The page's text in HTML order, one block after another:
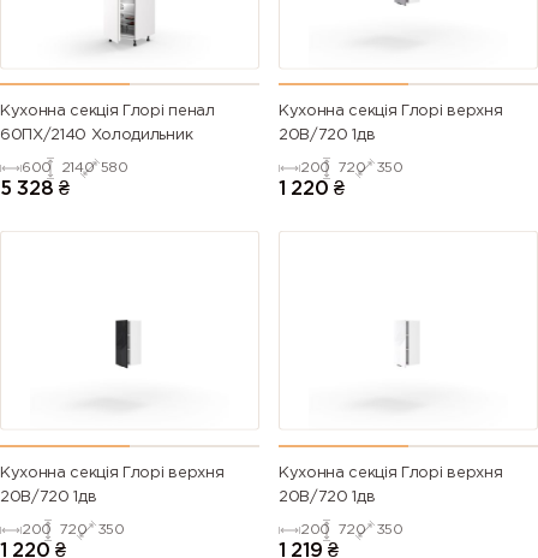
Кухонна секція Глорі пенал
60ПХ/2140 Холодильник
600 2140 580
5 328 ₴
Кухонна секція Глорі верхня
20В/720 1дв
200 720 350
1 220 ₴
Кухонна секція Глорі верхня
20В/720 1дв
200 720 350
1 220 ₴
Кухонна секція Глорі верхня
20В/720 1дв
200 720 350
1 219 ₴